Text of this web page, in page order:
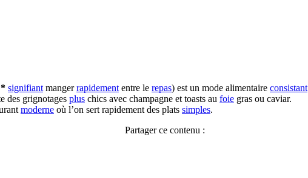
* signifiant mangerrapidement entre le repas) est un mode alimentaire consistant
des grignotages plus chics avec champagne et toasts au foie gras ou caviar.
moderne où l’on sert rapidement des plats simples.
Partager ce contenu :